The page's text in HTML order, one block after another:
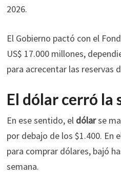
2026.
El Gobierno pactó con el
US$ 17.000 millones,
para acrecentar las reservas
El dólar cerró la
En ese sentido, el dólarse
por debajo de los $1.400. En
para comprar dólares, bajó
semana.